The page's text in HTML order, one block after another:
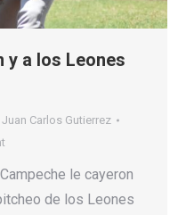
y a los Leones
Juan Carlos Gutierrez
le cayeron
de los Leones